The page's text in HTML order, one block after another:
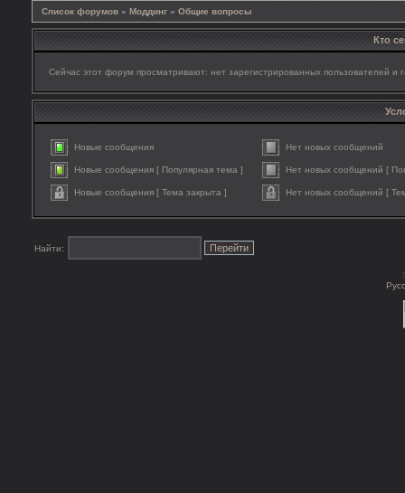
Список форумов » Моддинг » Общие вопросы
Кто
Сейчас этот форум просматривают: нет зарегистрированных пользователей и
Новые сообщения Нет новых сообщений
Новые сообщения [ Популярная тема ] Нет новых сообщений [
Новые сообщения [ Тема закрыта ] Нет новых сообщений [
Найти: